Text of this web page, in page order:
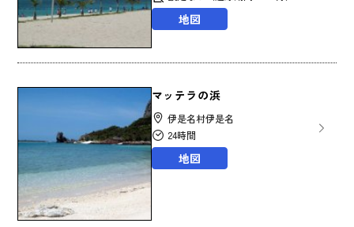
地図
マッテラの浜
伊是名村伊是名
24時間
地図